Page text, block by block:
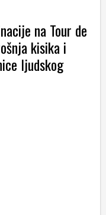
na Tour de
kisika i
ljudskog